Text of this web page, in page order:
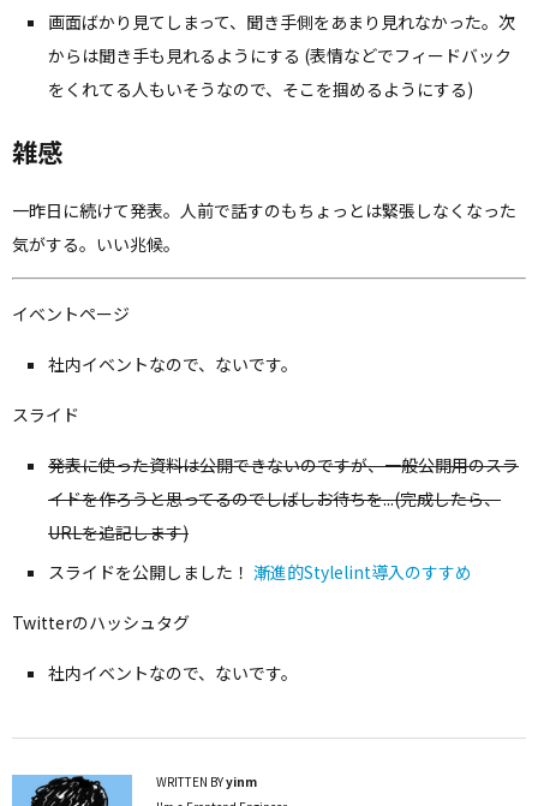
画面ばかり見てしまって、聞き手側をあまり見れなかった。次
からは聞き手も見れるようにする (表情などでフィードバック
をくれてる人もいそうなので、そこを掴めるようにする)
雑感
一昨日に続けて発表。人前で話すのもちょっとは緊張しなくなった
気がする。いい兆候。
イベントページ
社内イベントなので、ないです。
スライド
発表に使った資料は公開できないのですが、一般公開用のスラ
イドを作ろうと思ってるのでしばしお待ちを...(完成したら、
URLを追記します)
スライドを公開しました！ 漸進的Stylelint導入のすすめ
Twitterのハッシュタグ
社内イベントなので、ないです。
WRITTEN BYyinm